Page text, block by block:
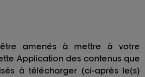
être amenés à mettre à votre
Application des contenus que
à télécharger (ci-après le(s)